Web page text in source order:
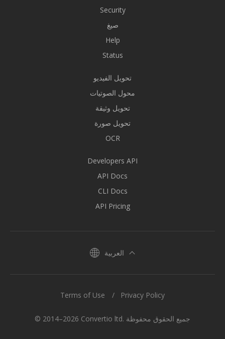
Security
صيغ
Help
Status
تحويل الفيديو
محول الصوتيات
تحويل وثيقة
تحويل صورة
OCR
Developers API
API Docs
CLI Docs
API Pricing
العربية
© 2014–2026 Convertio ltd. جميع الحقوق محفوظة
Terms of Use Privacy Policy